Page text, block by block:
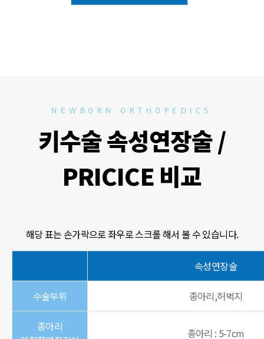
NEWBORN ORTHOPEDICS
키수술 속성연장술 /
PRICICE 비교
해당 표는 손가락으로 좌우로 스크롤 해서 볼 수 있습니다.
속성연장술
수술부위 종아리,허벅지
종아리
종아리 : 5-7cm